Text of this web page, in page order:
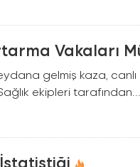
Vakaları
gelmiş kaza,
ekipleri tarafından...